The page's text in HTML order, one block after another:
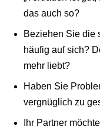
das auch so?
Beziehen Sie die
häufig auf sich?
mehr liebt?
Haben Sie
vergnüglich zu
Ihr Partner